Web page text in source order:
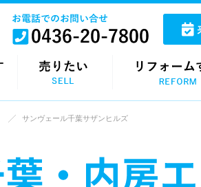
サンヴェール千葉サザンヒルズ